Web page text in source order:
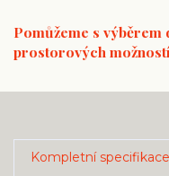
Pomůžeme s výběrem
prostorových
Kompletní specifikace